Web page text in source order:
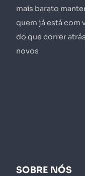
mais barato
quem já está com
do que correr
novos
SOBRE NÓS